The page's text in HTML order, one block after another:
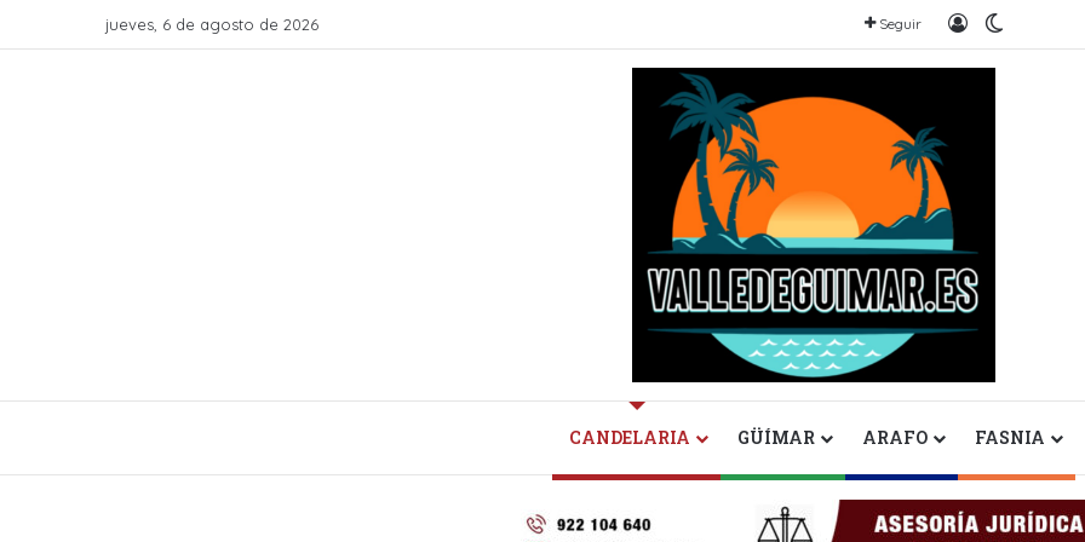
jueves, 6 de agosto de 2026 Seguir Iniciar sesión
CANDELARIA GÜÍMAR ARAFO FASNIA